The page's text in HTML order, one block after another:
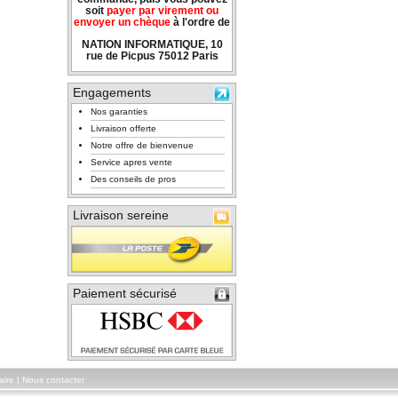
soit payer par virement ou
envoyer un chèque à l'ordre de
NATION INFORMATIQUE, 10
rue de Picpus 75012 Paris
Engagements
Nos garanties
Livraison offerte
Notre offre de bienvenue
Service apres vente
Des conseils de pros
Livraison sereine
Paiement sécurisé
Nous contacter